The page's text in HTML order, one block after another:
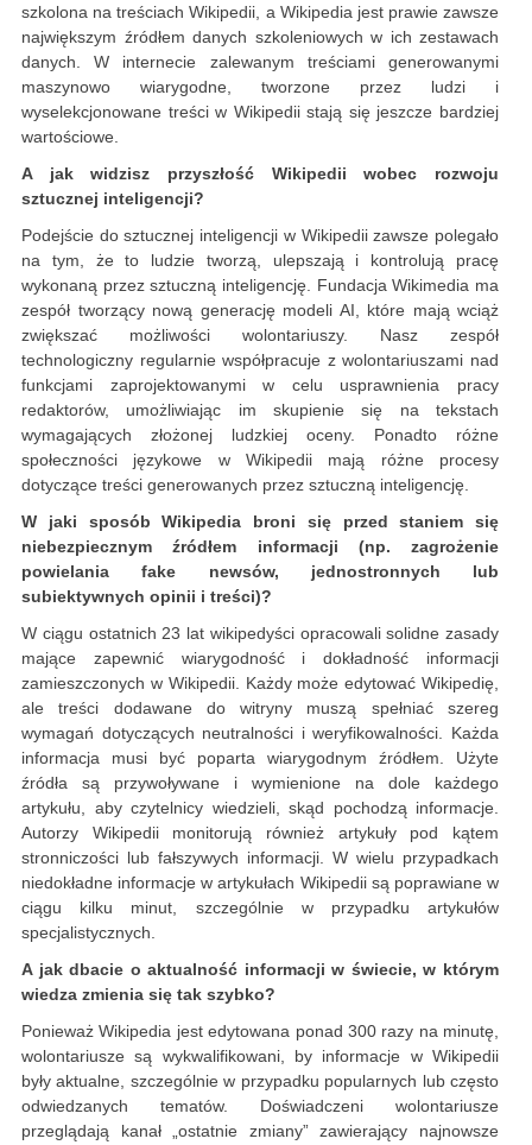
szkolona na treściach Wikipedii, a Wikipedia jest prawie zawsze
największym źródłem danych szkoleniowych w ich zestawach
danych. W internecie zalewanym treściami generowanymi
maszynowo wiarygodne, tworzone przez ludzi i
wyselekcjonowane treści w Wikipedii stają się jeszcze bardziej
wartościowe.
A jak widzisz przyszłość Wikipedii wobec rozwoju
sztucznej inteligencji?
Podejście do sztucznej inteligencji w Wikipedii zawsze polegało
na tym, że to ludzie tworzą, ulepszają i kontrolują pracę
wykonaną przez sztuczną inteligencję. Fundacja Wikimedia ma
zespół tworzący nową generację modeli AI, które mają wciąż
zwiększać możliwości wolontariuszy. Nasz zespół
technologiczny regularnie współpracuje z wolontariuszami nad
funkcjami zaprojektowanymi w celu usprawnienia pracy
redaktorów, umożliwiając im skupienie się na tekstach
wymagających złożonej ludzkiej oceny. Ponadto różne
społeczności językowe w Wikipedii mają różne procesy
dotyczące treści generowanych przez sztuczną inteligencję.
W jaki sposób Wikipedia broni się przed staniem się
niebezpiecznym źródłem informacji (np. zagrożenie
powielania fake newsów, jednostronnych lub
subiektywnych opinii i treści)?
W ciągu ostatnich 23 lat wikipedyści opracowali solidne zasady
mające zapewnić wiarygodność i dokładność informacji
zamieszczonych w Wikipedii. Każdy może edytować Wikipedię,
ale treści dodawane do witryny muszą spełniać szereg
wymagań dotyczących neutralności i weryfikowalności. Każda
informacja musi być poparta wiarygodnym źródłem. Użyte
źródła są przywoływane i wymienione na dole każdego
artykułu, aby czytelnicy wiedzieli, skąd pochodzą informacje.
Autorzy Wikipedii monitorują również artykuły pod kątem
stronniczości lub fałszywych informacji. W wielu przypadkach
niedokładne informacje w artykułach Wikipedii są poprawiane w
ciągu kilku minut, szczególnie w przypadku artykułów
specjalistycznych.
A jak dbacie o aktualność informacji w świecie, w którym
wiedza zmienia się tak szybko?
Ponieważ Wikipedia jest edytowana ponad 300 razy na minutę,
wolontariusze są wykwalifikowani, by informacje w Wikipedii
były aktualne, szczególnie w przypadku popularnych lub często
odwiedzanych tematów. Doświadczeni wolontariusze
przeglądają kanał „ostatnie zmiany” zawierający najnowsze